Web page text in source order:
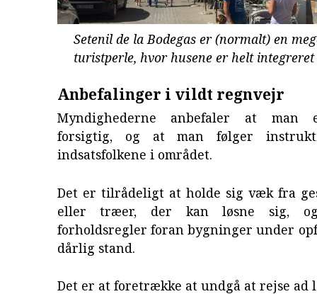
Setenil de la Bodegas er (normalt) en
turistperle, hvor husene er helt
Anbefalinger i vildt regnvejr
Myndighederne anbefaler at man
forsigtig, og at man følger
indsatsfolkene i området.
Det er tilrådeligt at holde sig væk fra
eller træer, der kan løsne sig,
forholdsregler foran bygninger under
dårlig stand.
Det er at foretrække at undgå at rejse ad